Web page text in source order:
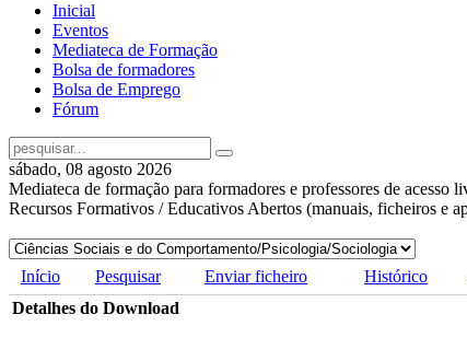
Inicial
Eventos
Mediateca de Formação
Bolsa de formadores
Bolsa de Emprego
Fórum
sábado, 08 agosto 2026
Mediateca de formação para formadores e professores de acesso
Recursos Formativos / Educativos Abertos (manuais, ficheiros e
Início Pesquisar Enviar ficheiro Histórico
Detalhes do Download